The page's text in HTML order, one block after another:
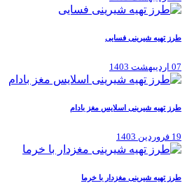
طرز تهیه شیرینی فسایی
07 اردیبهشت 1403
طرز تهیه شیرینی اسلایس مغز بادام
19 فروردین 1403
طرز تهیه شیرینی مغزدار با خرما